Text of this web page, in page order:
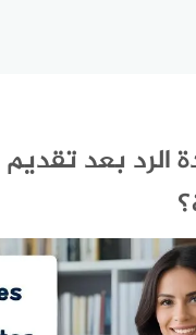
الرد بعد تقديم